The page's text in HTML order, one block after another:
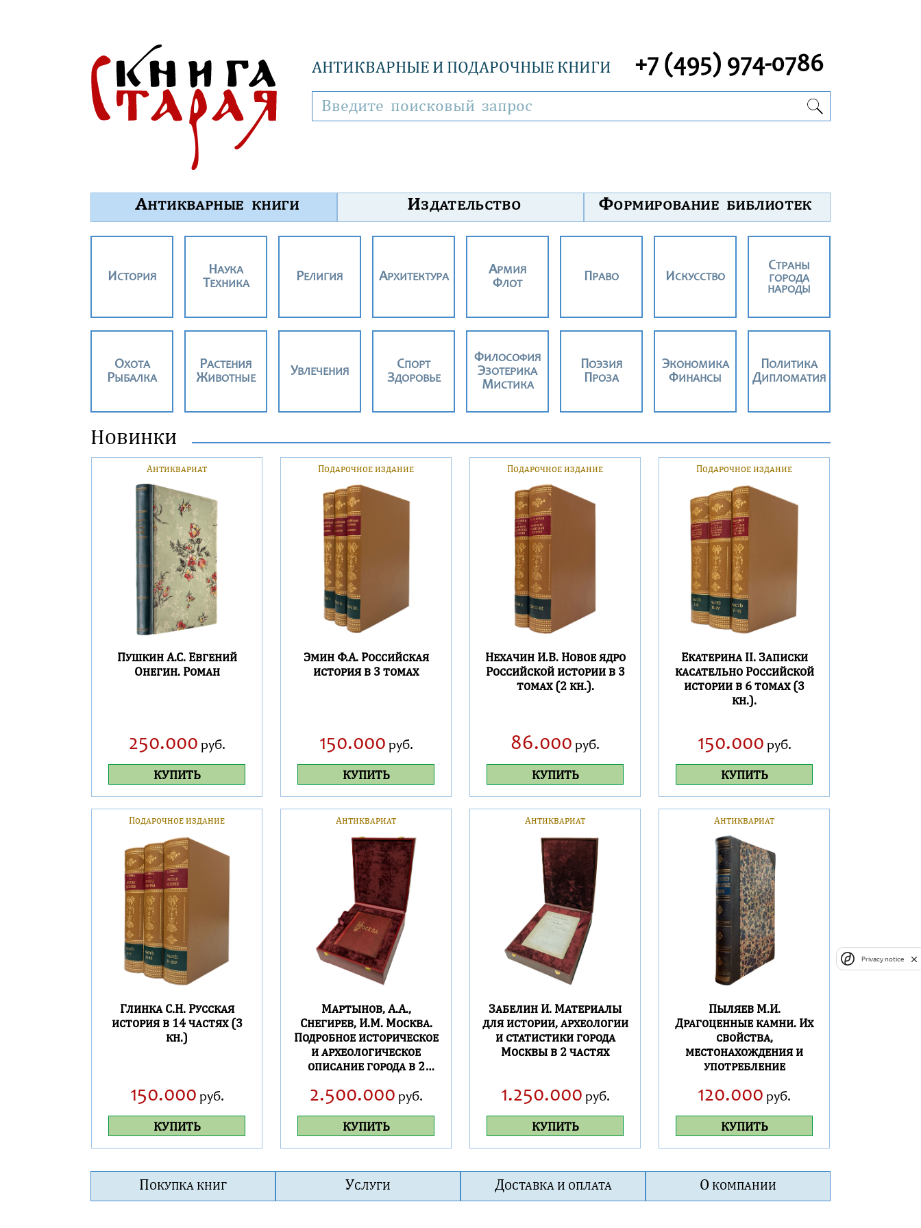
АНТИКВАРНЫЕ И ПОДАРОЧНЫЕ КНИГИ +7 (495) 974-0786
АНТИКВАРНЫЕ КНИГИ ИЗДАТЕЛЬСТВО ФОРМИРОВАНИЕ БИБЛИОТЕК
ИСТОРИЯ
НАУКА
ТЕХНИКА
РЕЛИГИЯ АРХИТЕКТУРА
АРМИЯ
ФЛОТ
ПРАВО ИСКУССТВО
СТРАНЫ
ГОРОДА
НАРОДЫ
ОХОТА
РЫБАЛКА
РАСТЕНИЯ
ЖИВОТНЫЕ
УВЛЕЧЕНИЯ
СПОРТ
ЗДОРОВЬЕ
ФИЛОСОФИЯ
ЭЗОТЕРИКА
МИСТИКА
ПОЭЗИЯ
ПРОЗА
ЭКОНОМИКА
ФИНАНСЫ
ПОЛИТИКА
ДИПЛОМАТИЯ
Новинки
Антиквариат
Пушкин А.С. Евгений
Онегин. Роман
250.000 руб.
КУПИТЬ
Подарочное издание
Эмин Ф.А. Российская
история в 3 томах
150.000 руб.
КУПИТЬ
Подарочное издание
Нехачин И.В. Новое ядро
Российской истории в 3
томах (2 кн.).
86.000 руб.
КУПИТЬ
Подарочное издание
Екатерина II. Записки
касательно Российской
истории в 6 томах (3
кн.).
150.000 руб.
КУПИТЬ
Подарочное издание
Глинка С.Н. Русская
история в 14 частях (3
кн.)
150.000 руб.
КУПИТЬ
Антиквариат
Мартынов, А.А.,
Снегирев, И.М. Москва.
Подробное историческое
и археологическое
описание города в 2
2.500.000 руб.
КУПИТЬ
Антиквариат
Забелин И. Материалы
для истории, археологии
и статистики города
Москвы в 2 частях
1.250.000 руб.
КУПИТЬ
Антиквариат
Пыляев М.И.
Драгоценные камни. Их
свойства,
местонахождения и
употребление
120.000 руб.
КУПИТЬ
ПОКУПКА КНИГ УСЛУГИ ДОСТАВКА И ОПЛАТА О КОМПАНИИ
Privacy notice